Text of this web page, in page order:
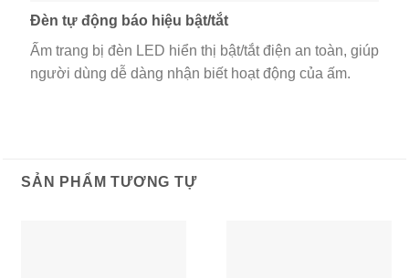
Đèn tự động báo hiệu bật/tắt
Ấm trang bị đèn LED hiển thị bật/tắt điện an toàn, giúp
người dùng dễ dàng nhận biết hoạt động của ấm.
SẢN PHẨM TƯƠNG TỰ